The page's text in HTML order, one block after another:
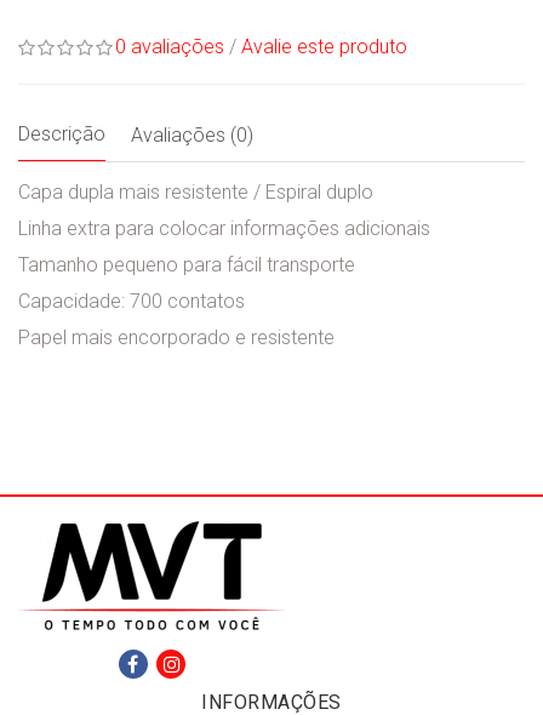
0 avaliações / Avalie este produto
Descrição Avaliações (0)
Capa dupla mais resistente / Espiral duplo
Linha extra para colocar informações adicionais
Tamanho pequeno para fácil transporte
Capacidade: 700 contatos
Papel mais encorporado e resistente
INFORMAÇÕES